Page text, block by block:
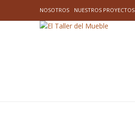
NOSOTROS NUESTROS PROYECTOS